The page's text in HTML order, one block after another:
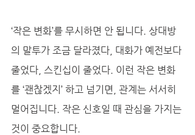
‘작은 변화’를 무시하면 안 됩니다. 상대방
의 말투가 조금 달라졌다, 대화가 예전보다
줄었다, 스킨십이 줄었다. 이런 작은 변화
를 ‘괜찮겠지’ 하고 넘기면, 관계는 서서히
멀어집니다. 작은 신호일 때 관심을 가지는
것이 중요합니다.